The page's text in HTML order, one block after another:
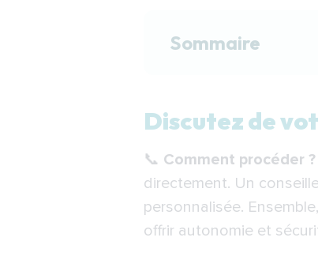
Sommaire
Discutez de
Nos solutions
Comment se
Financement
Discutez de
📞 Comment procéder ?
directement. Un
personnalisée.
offrir autonomie et